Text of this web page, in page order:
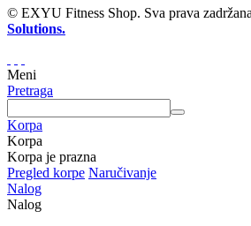
© EXYU Fitness Shop. Sva prava
Solutions.
Meni
Pretraga
Korpa
Korpa
Korpa je prazna
Pregled korpe Naručivanje
Nalog
Nalog